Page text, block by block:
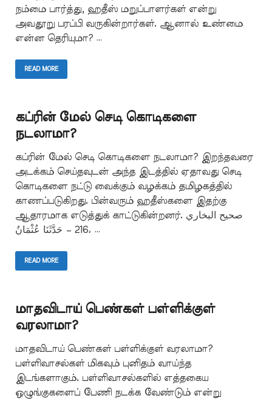
நம்மை பார்த்து, ஹதீஸ் மறுப்பாளர்கள் என்று
அவதூறு பரப்பி வருகின்றார்கள். ஆனால் உண்மை
என்ன தெரியுமா? …
READ MORE
கப்ரின் மேல் செடி கொடிகளை
நடலாமா?
கப்ரின் மேல் செடி கொடிகளை நடலாமா? இறந்தவரை
அடக்கம் செய்தவுடன் அந்த இடத்தில் ஏதாவது செடி
கொடிகளை நட்டு வைக்கும் வழக்கம் தமிழகத்தில்
காணப்படுகிறது. பின்வரும் ஹதீஸ்களை இதற்கு
ஆதாரமாக எடுத்துக் காட்டுகின்றனர். صحيح البخاري
216 – حَدَّثَنَا عُثْمَانُ، …
READ MORE
மாதவிடாய் பெண்கள் பள்ளிக்குள்
வரலாமா?
மாதவிடாய் பெண்கள் பள்ளிக்குள் வரலாமா?
பள்ளிவாசல்கள் மிகவும் புனிதம் வாய்ந்த
இடங்களாகும். பள்ளிவாசல்களில் எத்தகைய
ஒழுங்குகளைப் பேணி நடக்க வேண்டும் என்று